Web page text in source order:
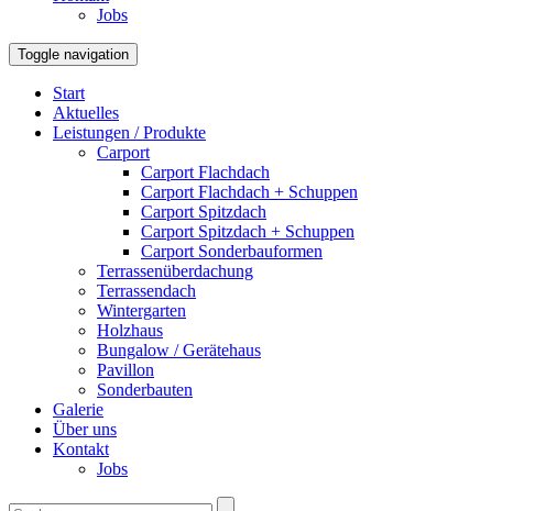
Jobs
Toggle navigation
Start
Aktuelles
Leistungen / Produkte
Carport
Carport Flachdach
Carport Flachdach + Schuppen
Carport Spitzdach
Carport Spitzdach + Schuppen
Carport Sonderbauformen
Terrassenüberdachung
Terrassendach
Wintergarten
Holzhaus
Bungalow / Gerätehaus
Pavillon
Sonderbauten
Galerie
Über uns
Kontakt
Jobs